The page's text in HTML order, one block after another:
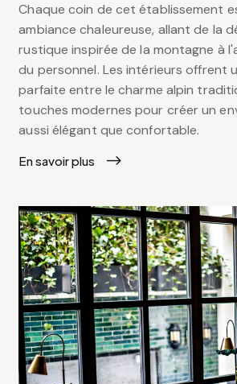
Chaque coin de cet établissement
ambiance chaleureuse, allant de la
rustique inspirée de la montagne à
du personnel. Les intérieurs offrent
parfaite entre le charme alpin
touches modernes pour créer un
aussi élégant que confortable.
En savoir plus